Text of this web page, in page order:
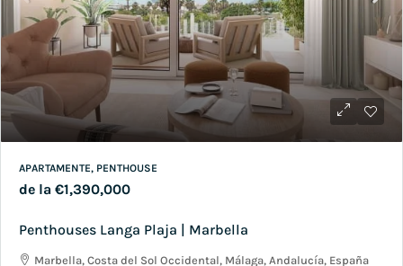
APARTAMENTE, PENTHOUSE
de la €1,390,000
Penthouses Langa Plaja | Marbella
Marbella, Costa del Sol Occidental, Málaga, Andalucía, España